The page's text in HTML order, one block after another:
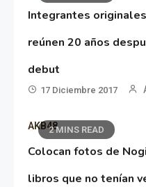
Integrantes
reúnen 20 años
debut
17 Diciembre 2017
2 MINS READ
AKB48
Colocan fotos de
libros que no tenían